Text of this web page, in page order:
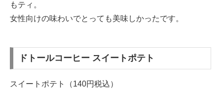
もティ。
女性向けの味わいでとっても美味しかったです。
ドトールコーヒー スイートポテト
スイートポテト（140円税込）